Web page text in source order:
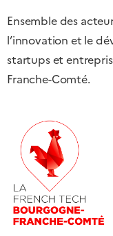
Ensemble des
l’innovation et le
startups et
Franche-Comté.